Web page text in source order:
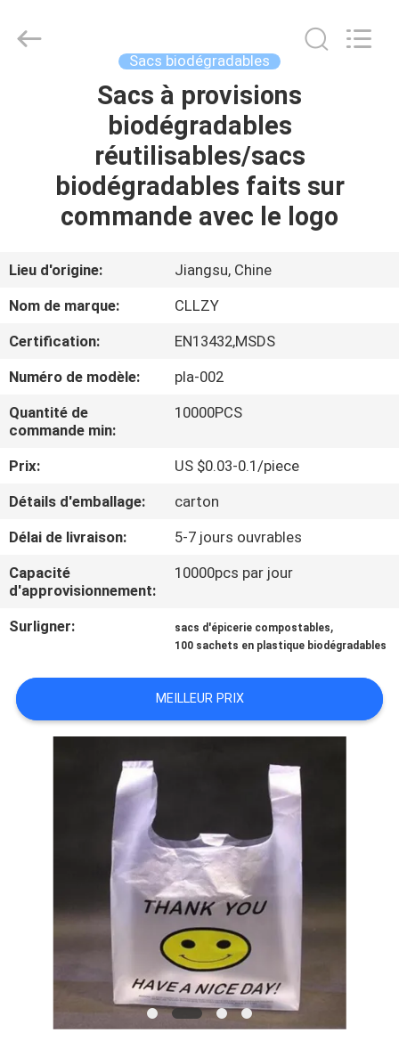
PRODUITS
À
PROPOS
DE
VISITE
L'USINE
CONTRÔLE
DE
LA
QUALITÉ
NOUVELLES
DEMANDEZ
UN DEVIS
POLICY
Greencradleland
Macromolecule
Sacs biodégradables
Sacs à provisions
biodégradables
réutilisables/sacs
biodégradables faits sur
commande avec le logo
Lieu d'origine:
Jiangsu, Chine
Nom de marque:
CLLZY
Certification:
EN13432,MSDS
Numéro de modèle:
pla-002
Quantité de
commande min:
10000PCS
Prix:
US $0.03-0.1/piece
Détails d'emballage:
carton
Délai de livraison:
5-7 jours ouvrables
Capacité
d'approvisionnement:
10000pcs par jour
Surligner: sacs d'épicerie compostables,
100 sachets en plastique biodégradables
MEILLEUR PRIX